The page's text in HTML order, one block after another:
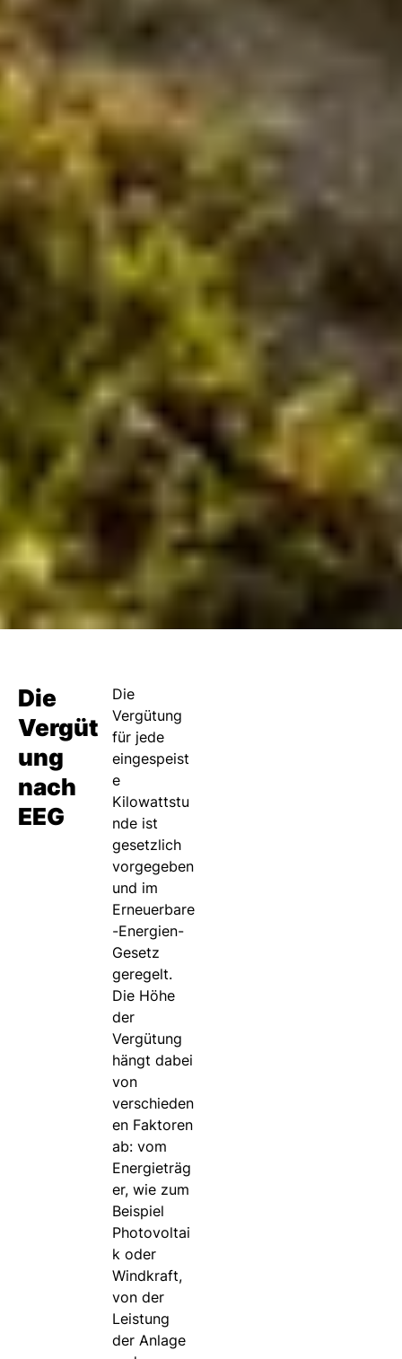
Die
Vergüt
ung
nach
EEG
Die
Vergütung
für jede
eingespeist
e
Kilowattstu
nde ist
gesetzlich
vorgegeben
und im
Erneuerbare
-Energien-
Gesetz
geregelt.
Die Höhe
der
Vergütung
hängt dabei
von
verschieden
en Faktoren
ab: vom
Energieträg
er, wie zum
Beispiel
Photovoltai
k oder
Windkraft,
von der
Leistung
der Anlage